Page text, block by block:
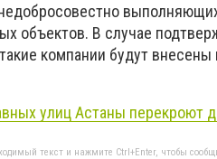
объектов. В случае
компании будут
улиц Астаны перекроют
текст и нажмите Ctrl+Enter, чтобы